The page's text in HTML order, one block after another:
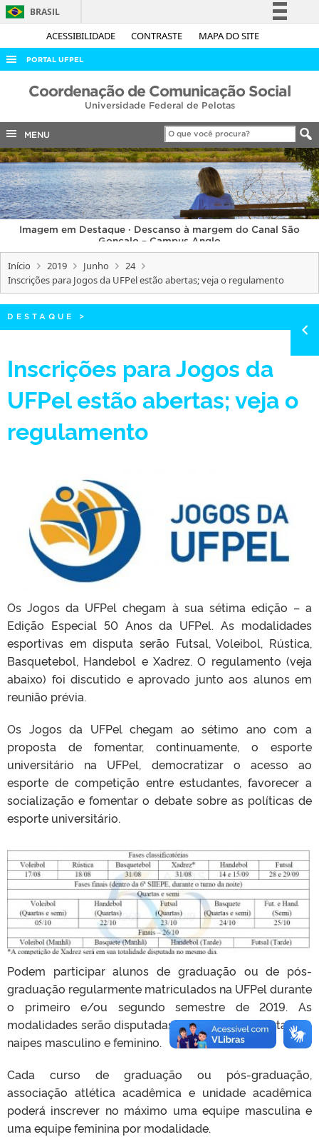
ACESSIBILIDADE CONTRASTE MAPA DO SITE
BRASIL
Simplifique!
Acesso à informação
Legislação
Canais
PORTAL UFPEL
ACESSO À INFORMAÇÃO
COBALTO
CONCURSOS
EDITAIS
INTERNACIONAL
OUVIDORIA
PORTARIAS
TELEFONES
Coordenação de Comunicação Social
Universidade Federal de Pelotas
MENU
Imagem em Destaque · Descanso à margem do Canal São
Gonçalo – Campus Anglo
Início 2019 Junho
24
Inscrições para Jogos da UFPel estão abertas; veja o regulamento
DESTAQUE >
Inscrições para Jogos da
UFPel estão abertas; veja o
regulamento
Os Jogos da UFPel chegam à sua sétima edição – a
Edição Especial 50 Anos da UFPel. As modalidades
esportivas em disputa serão Futsal, Voleibol, Rústica,
Basquetebol, Handebol e Xadrez. O regulamento (veja
abaixo) foi discutido e aprovado junto aos alunos em
reunião prévia.
Os Jogos da UFPel chegam ao sétimo ano com a
proposta de fomentar, continuamente, o esporte
universitário na UFPel, democratizar o acesso ao
esporte de competição entre estudantes, favorecer a
socialização e fomentar o debate sobre as políticas de
esporte universitário.
Podem participar alunos de graduação ou de pós-
graduação regularmente matriculados na UFPel durante
o primeiro e/ou segundo semestre de 2019. As
modalidades serão disputadas em categoria aberta, nos
naipes masculino e feminino.
Cada curso de graduação ou pós-graduação,
associação atlética acadêmica e unidade acadêmica
poderá inscrever no máximo uma equipe masculina e
uma equipe feminina por modalidade.